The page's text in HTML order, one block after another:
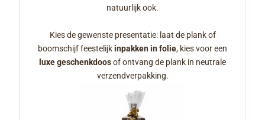
natuurlijk ook.
Kies de gewenste presentatie: laat de plank of
boomschijf feestelijkinpakken in folie, kies voor een
luxe geschenkdoosof ontvang de plank in neutrale
verzendverpakking.